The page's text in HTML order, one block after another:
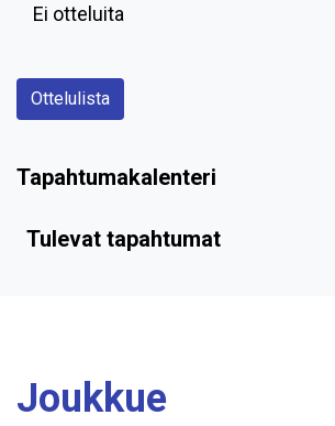
Ei otteluita
Ottelulista
Tapahtumakalenteri
Tulevat tapahtumat
Joukkue